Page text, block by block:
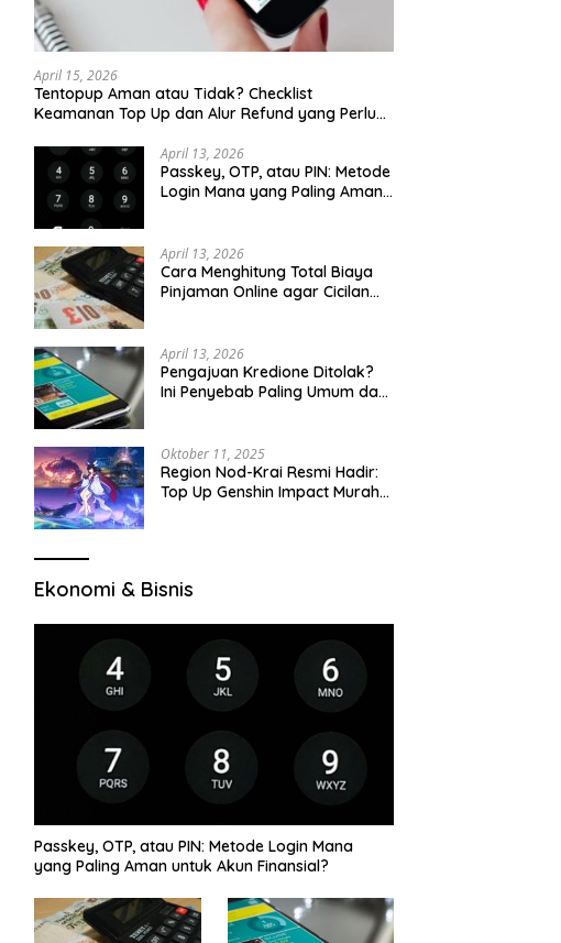
April 15, 2026
Tentopup Aman atau Tidak? Checklist
Keamanan Top Up dan Alur Refund yang Perlu
April 13, 2026
Passkey, OTP, atau PIN: Metode
Login Mana yang Paling Aman
April 13, 2026
Cara Menghitung Total Biaya
Pinjaman Online agar Cicilan
April 13, 2026
Pengajuan Kredione Ditolak?
Ini Penyebab Paling Umum dan
Oktober 11, 2025
Region Nod-Krai Resmi Hadir:
Top Up Genshin Impact Murah
Ekonomi & Bisnis
Passkey, OTP, atau PIN: Metode Login Mana
yang Paling Aman untuk Akun Finansial?